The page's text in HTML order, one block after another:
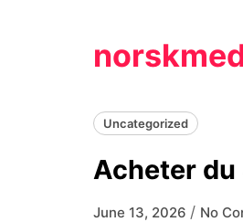
Uncategorized
Acheter du
June 13, 2026 / No